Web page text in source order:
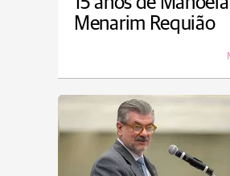
Menarim Requião